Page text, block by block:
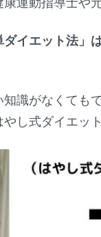
イエット法」
識がなくても
し式ダイエット